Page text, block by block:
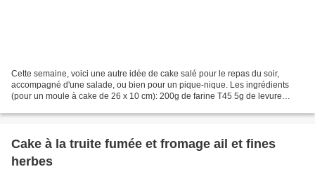
Cette semaine, voici une autre idée de cake salé pour le repas du soir,
accompagné d'une salade, ou bien pour un pique-nique. Les ingrédients
(pour un moule à cake de 26 x 10 cm): 200g de farine T45 5g de levure
Cake à la truite fumée et fromage ail et fines
herbes